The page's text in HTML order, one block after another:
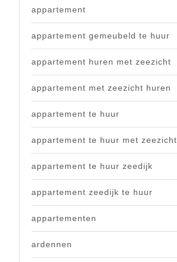
appartement
appartement gemeubeld te huur
appartement huren met zeezicht
appartement met zeezicht huren
appartement te huur
appartement te huur met zeezicht
appartement te huur zeedijk
appartement zeedijk te huur
appartementen
ardennen